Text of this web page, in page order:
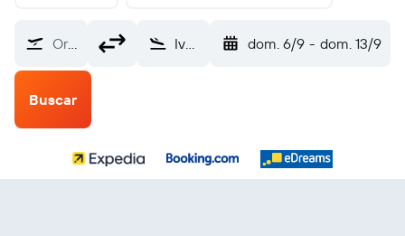
Origen Ivalo (IVL) dom. 6/9 - dom. 13/9
Buscar